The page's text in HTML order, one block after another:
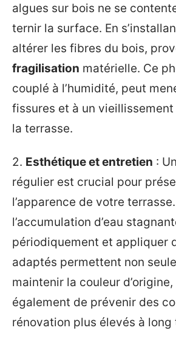
algues sur bois ne se
ternir la surface. En
altérer les fibres du bois,
fragilisation matérielle. Ce
couplé à l’humidité, peut
fissures et à un
la terrasse.
2. Esthétique et entretien :
régulier est crucial pour
l’apparence de votre
l’accumulation d’eau
périodiquement et appliquer
adaptés permettent non
maintenir la couleur d’origine,
également de prévenir des
rénovation plus élevés à long